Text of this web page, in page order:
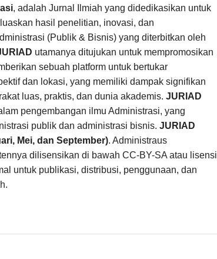
, adalah Jurnal Ilmiah yang didedikasikan untuk
hasil penelitian, inovasi, dan
(Publik & Bisnis) yang diterbitkan oleh
utamanya ditujukan untuk mempromosikan
sebuah platform untuk bertukar
dan lokasi, yang memiliki dampak signifikan
luas, praktis, dan dunia akademis. JURIAD
pengembangan ilmu Administrasi, yang
publik dan administrasi bisnis. JURIAD
Mei, dan September). Administraus
dilisensikan di bawah CC-BY-SA atau lisensi
untuk publikasi, distribusi, penggunaan, dan